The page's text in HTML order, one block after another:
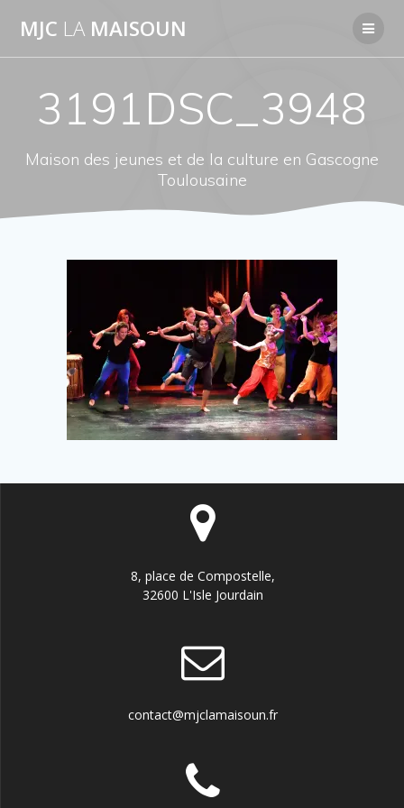
MJC LA MAISOUN
3191DSC_3948
Maison des jeunes et de la culture en Gascogne
Toulousaine
8, place de Compostelle,
32600 L'Isle Jourdain
contact@mjclamaisoun.fr